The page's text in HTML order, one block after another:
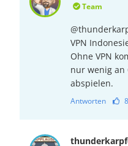
Team
VPN
Ohne VPN
nur wenig an
abspielen.
Antworten 8